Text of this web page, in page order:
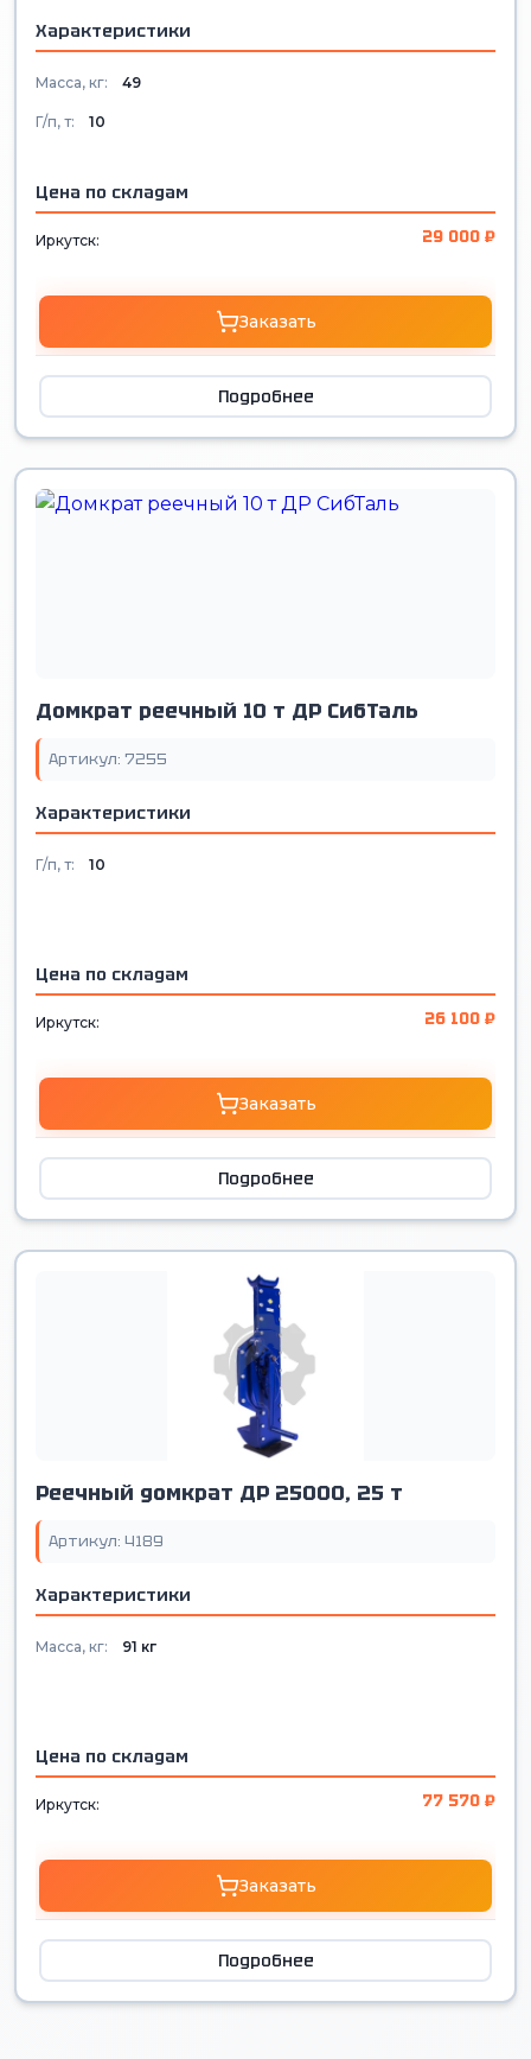
Характеристики
Масса, кг: 49
Г/п, т: 10
Цена по складам
Иркутск: 29 000 ₽
Заказать
Подробнее
Домкрат реечный 10 т ДР СибТаль
Артикул: 7255
Характеристики
Г/п, т: 10
Цена по складам
Иркутск: 26 100 ₽
Заказать
Подробнее
Реечный домкрат ДР 25000, 25 т
Артикул: 4189
Характеристики
Масса, кг: 91 кг
Цена по складам
Иркутск: 77 570 ₽
Заказать
Подробнее